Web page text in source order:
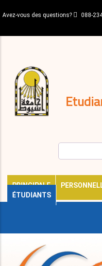
au
principal
Avez-vous des questions? 088-
PRINCIPALE
ÉTUDIANTS
décisions
Expatriés
Journal